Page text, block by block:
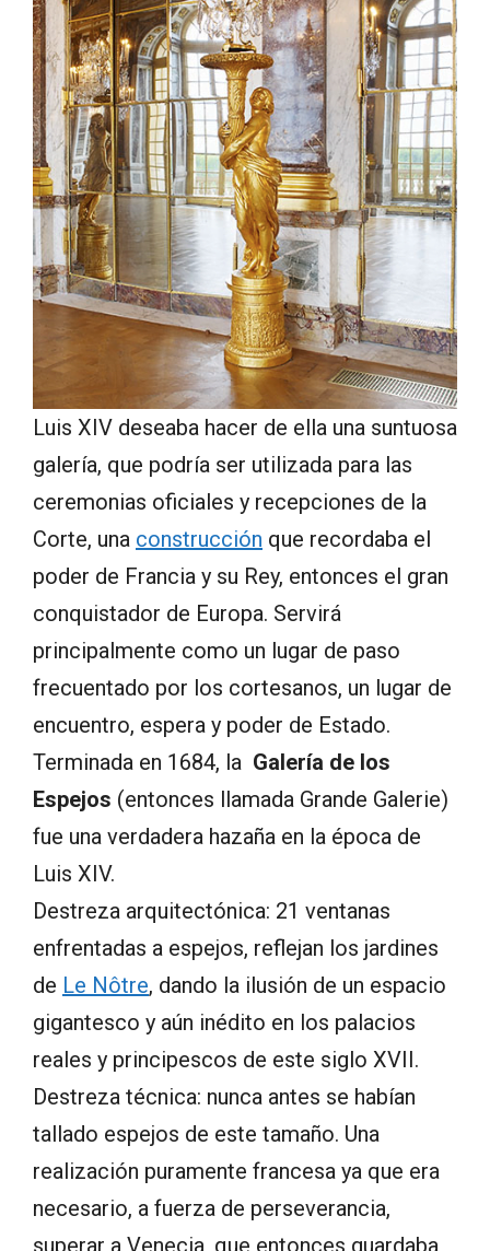
Luis XIV deseaba hacer de ella una suntuosa
galería, que podría ser utilizada para las
ceremonias oficiales y recepciones de la
Corte, una construcción que recordaba el
poder de Francia y su Rey, entonces el gran
conquistador de Europa. Servirá
principalmente como un lugar de paso
frecuentado por los cortesanos, un lugar de
encuentro, espera y poder de Estado.
Terminada en 1684, la Galería de los
Espejos (entonces llamada Grande Galerie)
fue una verdadera hazaña en la época de
Luis XIV.
Destreza arquitectónica: 21 ventanas
enfrentadas a espejos, reflejan los jardines
de Le Nôtre, dando la ilusión de un espacio
gigantesco y aún inédito en los palacios
reales y principescos de este siglo XVII.
Destreza técnica: nunca antes se habían
tallado espejos de este tamaño. Una
realización puramente francesa ya que era
necesario, a fuerza de perseverancia,
superar a Venecia, que entonces guardaba